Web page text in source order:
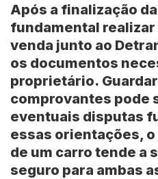
Após a finalização
fundamental realizar
venda junto ao
os documentos
proprietário.
comprovantes pode
eventuais disputas
essas orientações,
de um carro tende a
seguro para ambas